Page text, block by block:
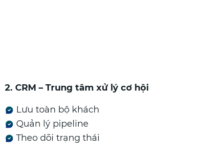
2. CRM – Trung tâm xử lý cơ hội
Lưu toàn bộ khách
Quản lý pipeline
Theo dõi trạng thái